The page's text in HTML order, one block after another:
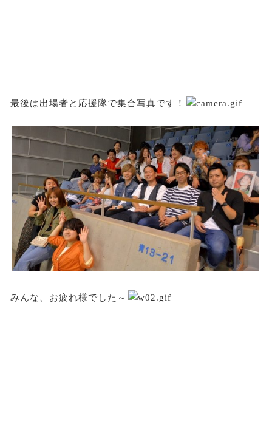
最後は出場者と応援隊で集合写真です！
みんな、お疲れ様でした～